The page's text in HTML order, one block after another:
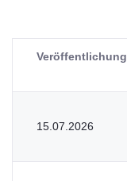
Veröffentlichung
15.07.2026